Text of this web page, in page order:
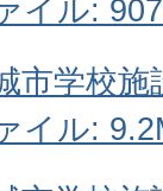
イル:
市学校施
イル: